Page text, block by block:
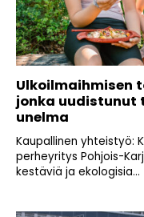
Ulkoilmaihmisen
jonka uudistunut
unelma
Kaupallinen yhteistyö:
perheyritys Pohjois-
kestäviä ja ekologisia...